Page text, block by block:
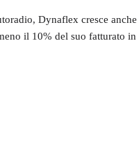
Dynaflex cresce
il 10% del suo fatturato